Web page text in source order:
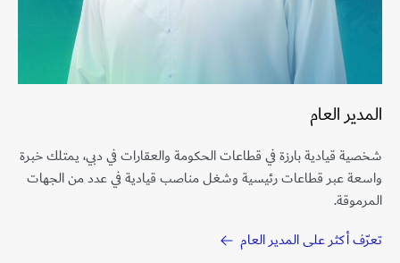
المدير العام
شخصية قيادية بارزة في قطاعات الحكومة والعقارات في دبي، يمتلك خبرة
واسعة عبر قطاعات رئيسية وشغل مناصب قيادية في عدد من الجهات
المرموقة.
تعرّف أكثر على المدير العام